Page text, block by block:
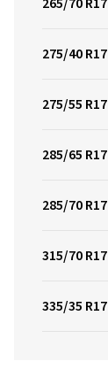
275/40 R17
275/55 R17
285/65 R17
285/70 R17
315/70 R17
335/35 R17